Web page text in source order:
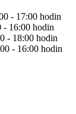
- 17:00 hodin
- 16:00 hodin
- 18:00 hodin
- 16:00 hodin